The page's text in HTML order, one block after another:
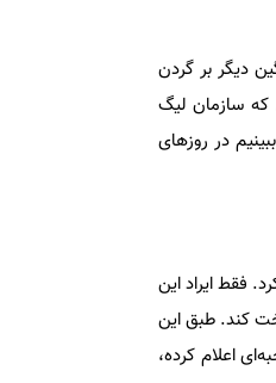
بدهی سنگین دیگر بر گردن
سازمان لیگ
در روزهای
فقط ایراد این
کند. طبق این
مصاحبه‌ای اعلام کرده،